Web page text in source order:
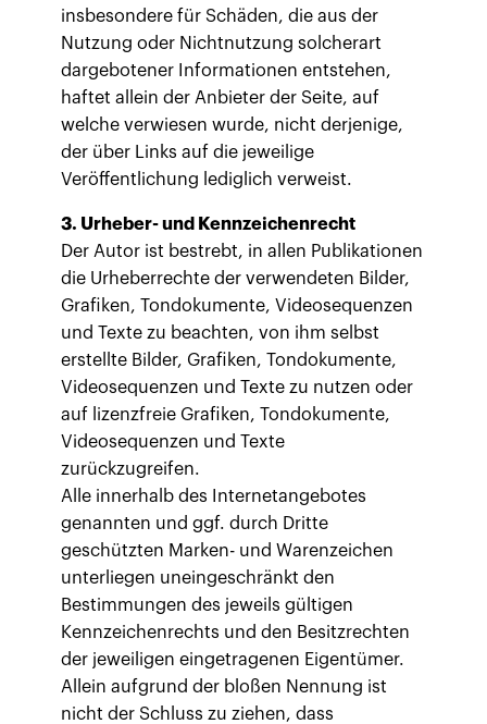
insbesondere für Schäden, die aus der
Nutzung oder Nichtnutzung solcherart
dargebotener Informationen entstehen,
haftet allein der Anbieter der Seite, auf
welche verwiesen wurde, nicht derjenige,
der über Links auf die jeweilige
Veröffentlichung lediglich verweist.
3. Urheber- und Kennzeichenrecht
Der Autor ist bestrebt, in allen Publikationen
die Urheberrechte der verwendeten Bilder,
Grafiken, Tondokumente, Videosequenzen
und Texte zu beachten, von ihm selbst
erstellte Bilder, Grafiken, Tondokumente,
Videosequenzen und Texte zu nutzen oder
auf lizenzfreie Grafiken, Tondokumente,
Videosequenzen und Texte
zurückzugreifen.
Alle innerhalb des Internetangebotes
genannten und ggf. durch Dritte
geschützten Marken- und Warenzeichen
unterliegen uneingeschränkt den
Bestimmungen des jeweils gültigen
Kennzeichenrechts und den Besitzrechten
der jeweiligen eingetragenen Eigentümer.
Allein aufgrund der bloßen Nennung ist
nicht der Schluss zu ziehen, dass